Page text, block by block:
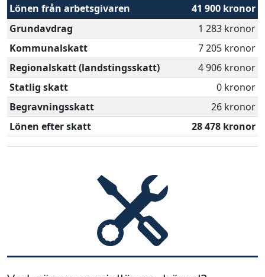
Lönen från arbetsgivaren
41 900 kronor
Grundavdrag
1 283 kronor
Kommunalskatt
7 205 kronor
Regionalskatt (landstingsskatt)
4 906 kronor
Statlig skatt
0 kronor
Begravningsskatt
26 kronor
Lönen efter skatt
28 478 kronor